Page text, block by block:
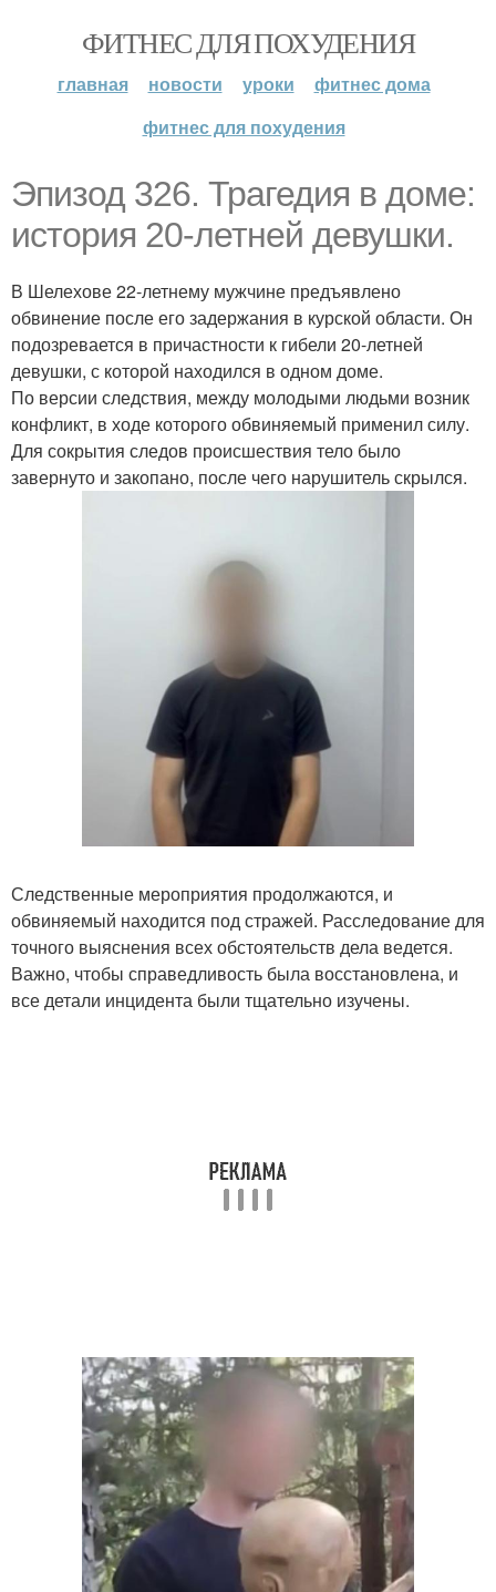
ФИТНЕС ДЛЯ ПОХУДЕНИЯ
главная новости уроки
фитнес дома
фитнес для похудения
Эпизод 326. Трагедия в доме:
история 20-летней девушки.
В Шелехове 22-летнему мужчине предъявлено
обвинение после его задержания в курской области. Он
подозревается в причастности к гибели 20-летней
девушки, с которой находился в одном доме.
По версии следствия, между молодыми людьми возник
конфликт, в ходе которого обвиняемый применил силу.
Для сокрытия следов происшествия тело было
завернуто и закопано, после чего нарушитель скрылся.
Следственные мероприятия продолжаются, и
обвиняемый находится под стражей. Расследование для
точного выяснения всех обстоятельств дела ведется.
Важно, чтобы справедливость была восстановлена, и
все детали инцидента были тщательно изучены.